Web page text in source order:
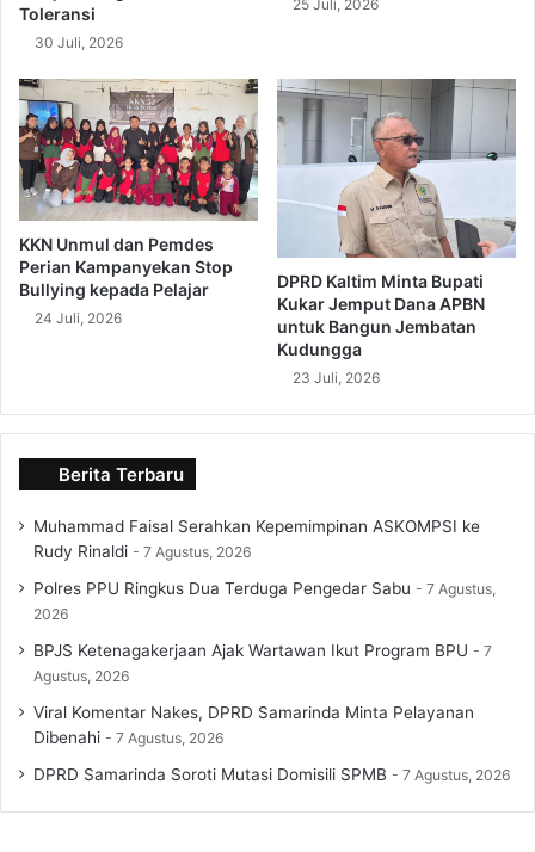
Toleransi
30 Juli, 2026
25 Juli, 2026
KKN Unmul dan Pemdes
Perian Kampanyekan Stop
Bullying kepada Pelajar
24 Juli, 2026
DPRD Kaltim Minta Bupati
Kukar Jemput Dana APBN
untuk Bangun Jembatan
Kudungga
23 Juli, 2026
Berita Terbaru
Muhammad Faisal Serahkan Kepemimpinan ASKOMPSI ke
Rudy Rinaldi
7 Agustus, 2026
Polres PPU Ringkus Dua Terduga Pengedar Sabu
7 Agustus,
2026
BPJS Ketenagakerjaan Ajak Wartawan Ikut Program BPU
7
Agustus, 2026
Viral Komentar Nakes, DPRD Samarinda Minta Pelayanan
Dibenahi
7 Agustus, 2026
DPRD Samarinda Soroti Mutasi Domisili SPMB 7 Agustus, 2026